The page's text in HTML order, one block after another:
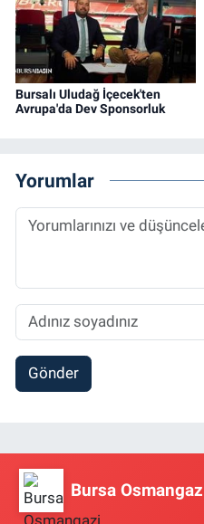
Bursalı Uludağ İçecek'ten
Avrupa'da Dev Sponsorluk
Yorumlar
Gönder
Bursa